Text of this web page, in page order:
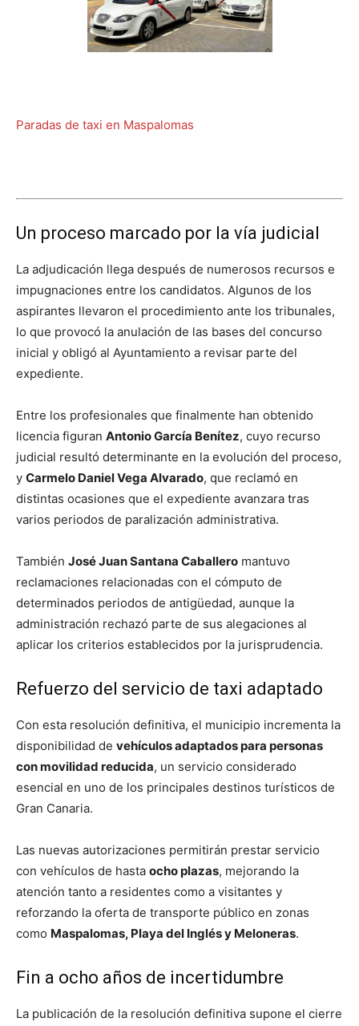
Paradas de taxi en Maspalomas
Un proceso marcado por la vía judicial
La adjudicación llega después de numerosos recursos e
impugnaciones entre los candidatos. Algunos de los
aspirantes llevaron el procedimiento ante los tribunales,
lo que provocó la anulación de las bases del concurso
inicial y obligó al Ayuntamiento a revisar parte del
expediente.
Entre los profesionales que finalmente han obtenido
licencia figuran Antonio García Benítez, cuyo recurso
judicial resultó determinante en la evolución del proceso,
y Carmelo Daniel Vega Alvarado, que reclamó en
distintas ocasiones que el expediente avanzara tras
varios periodos de paralización administrativa.
También José Juan Santana Caballero mantuvo
reclamaciones relacionadas con el cómputo de
determinados periodos de antigüedad, aunque la
administración rechazó parte de sus alegaciones al
aplicar los criterios establecidos por la jurisprudencia.
Refuerzo del servicio de taxi adaptado
Con esta resolución definitiva, el municipio incrementa la
disponibilidad de vehículos adaptados para personas
con movilidad reducida, un servicio considerado
esencial en uno de los principales destinos turísticos de
Gran Canaria.
Las nuevas autorizaciones permitirán prestar servicio
con vehículos de hasta ocho plazas, mejorando la
atención tanto a residentes como a visitantes y
reforzando la oferta de transporte público en zonas
como Maspalomas, Playa del Inglés y Meloneras.
Fin a ocho años de incertidumbre
La publicación de la resolución definitiva supone el cierre